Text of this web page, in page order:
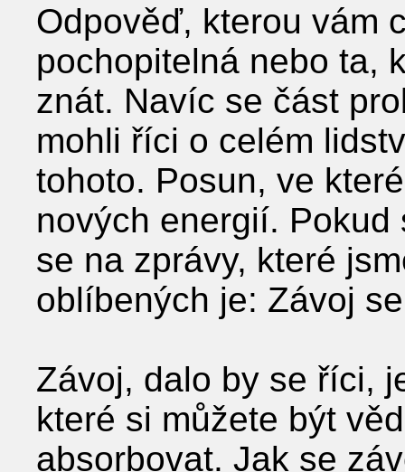
Odpověď, kterou vám
pochopitelná nebo ta,
znát. Navíc se část
mohli říci o celém
tohoto. Posun, ve
nových energií.
se na zprávy, které
oblíbených je: Závoj
Závoj, dalo by se říci,
které si můžete být
absorbovat. Jak se